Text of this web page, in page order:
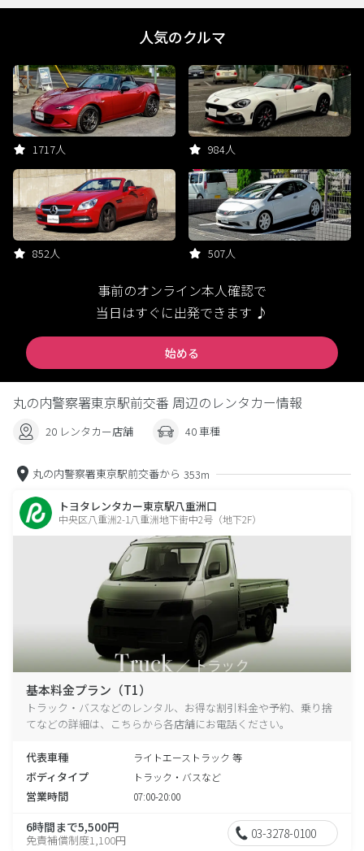
人気のクルマ
1717人 984人
852人 507人
事前のオンライン本人確認で
当日はすぐに出発できます ♪
始める
丸の内警察署東京駅前交番 周辺のレンタカー情報
20 レンタカー店舗 40 車種
丸の内警察署東京駅前交番から 353m
トヨタレンタカー東京駅八重洲口
中央区八重洲2-1八重洲地下街中2号（地下2F）
基本料金プラン（T1）
トラック・バスなどのレンタル、お得な割引料金や予約、乗り捨
てなどの詳細は、こちらから各店舗にお電話ください。
代表車種 ライトエーストラック 等
ボディタイプ トラック・バスなど
営業時間 07:00-20:00
6時間まで5,500円
免責補償制度1,100円 03-3278-0100